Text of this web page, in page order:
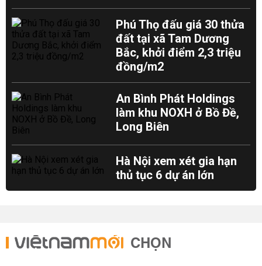
Phú Thọ đấu giá 30 thửa
đất tại xã Tam Dương
Bắc, khởi điểm 2,3 triệu
đồng/m2
An Bình Phát Holdings
làm khu NOXH ở Bồ Đề,
Long Biên
Hà Nội xem xét gia hạn
thủ tục 6 dự án lớn
CHỌN